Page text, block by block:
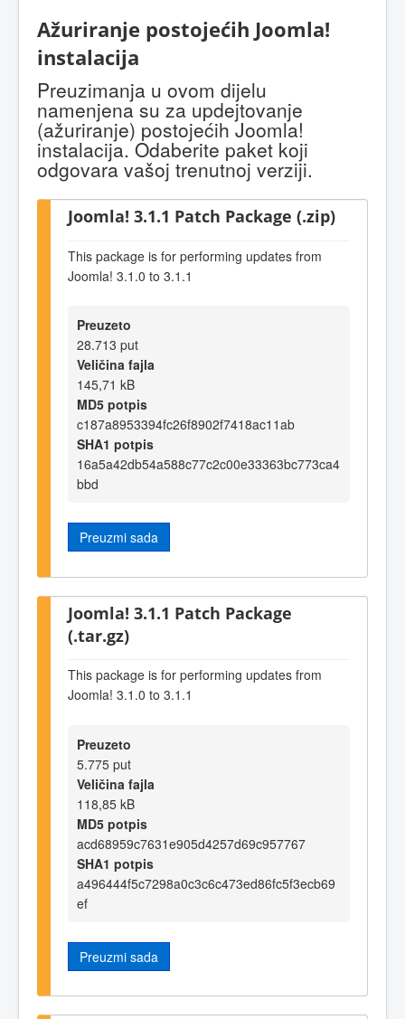
Ažuriranje postojećih Joomla!
instalacija
Preuzimanja u ovom dijelu
namenjena su za updejtovanje
(ažuriranje) postojećih Joomla!
instalacija. Odaberite paket koji
odgovara vašoj trenutnoj verziji.
Joomla! 3.1.1 Patch Package (.zip)
This package is for performing updates from
Joomla! 3.1.0 to 3.1.1
Preuzeto
28.713 put
Veličina fajla
145,71 kB
MD5 potpis
c187a8953394fc26f8902f7418ac11ab
SHA1 potpis
16a5a42db54a588c77c2c00e33363bc773ca4
bbd
Preuzmi sada
Joomla! 3.1.1 Patch Package
(.tar.gz)
This package is for performing updates from
Joomla! 3.1.0 to 3.1.1
Preuzeto
5.775 put
Veličina fajla
118,85 kB
MD5 potpis
acd68959c7631e905d4257d69c957767
SHA1 potpis
a496444f5c7298a0c3c6c473ed86fc5f3ecb69
ef
Preuzmi sada